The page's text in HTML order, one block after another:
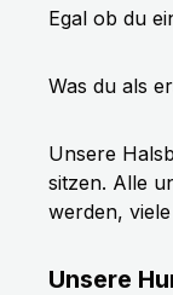
Egal ob du
Was du als
Unsere
sitzen. Alle
werden,
Unsere